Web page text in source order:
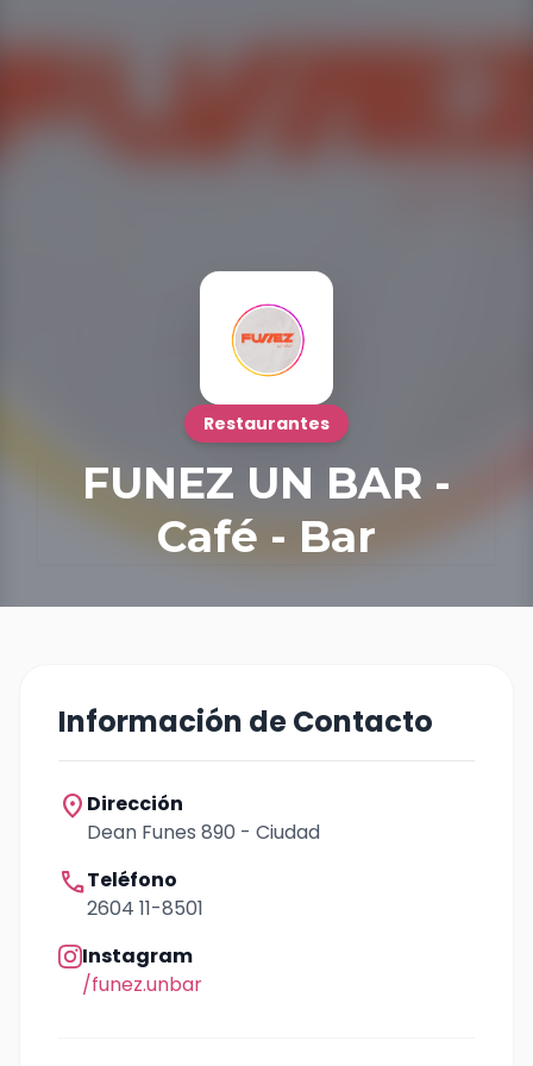
Restaurantes
FUNEZ UN BAR -
Café - Bar
Información de Contacto
location_on Dirección
Dean Funes 890 - Ciudad
callTeléfono
2604 11-8501
Instagram
/funez.unbar